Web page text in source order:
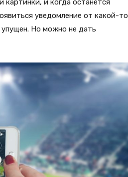
и когда останется
уведомление от какой-то
Но можно не дать